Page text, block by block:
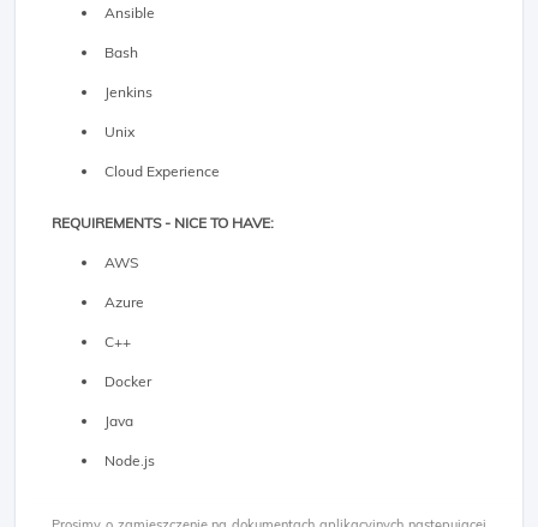
Ansible
Bash
Jenkins
Unix
Cloud Experience
REQUIREMENTS - NICE TO HAVE:
AWS
Azure
C++
Docker
Java
Node.js